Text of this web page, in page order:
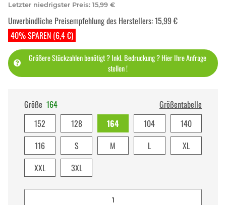
Letzter niedrigster Preis: 15,99 €
40% SPAREN (6,4 €)
Unverbindliche Preisempfehlung des Herstellers:15,99 €
Größere Stückzahlen benötigt ? Inkl. Bedruckung ? Hier Ihre Anfrage
stellen !
Größe 164
Größentabelle
152
128 164 104
140
116
S M L
XL
XXL
3XL